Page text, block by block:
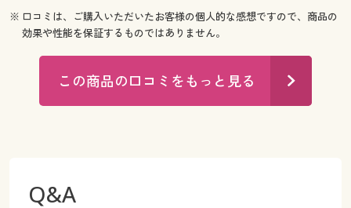
※ 口コミは、ご購入いただいたお客様の個人的な感想ですので、商品の
効果や性能を保証するものではありません。
この商品の口コミをもっと見る
Q&A